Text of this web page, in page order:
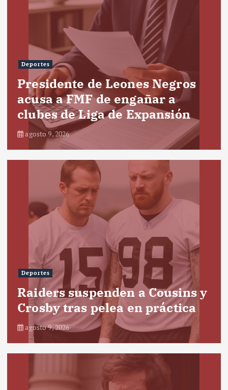
Deportes
Presidente de Leones Negros
acusa a FMF de engañar a
clubes de Liga de Expansión
agosto 9, 2026
Deportes
Raiders suspenden a Cousins y
Crosby tras pelea en práctica
agosto 9, 2026